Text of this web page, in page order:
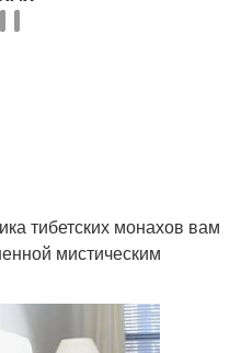
тибетских монахов вам
мистическим